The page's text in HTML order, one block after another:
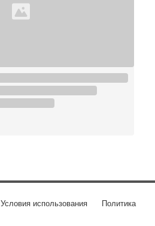
Условия использования
Политика